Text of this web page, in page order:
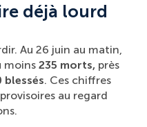
déjà lourd
Au 26 juin au matin,
moins 235 morts, près
blessés. Ces chiffres
au regard